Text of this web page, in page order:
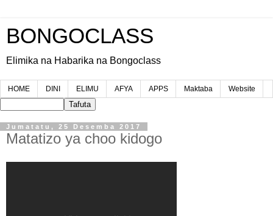
BONGOCLASS
Elimika na Habarika na Bongoclass
HOME DINI ELIMU AFYA APPS Maktaba Website
Jumatatu, 25 Desemba 2017
Matatizo ya choo kidogo